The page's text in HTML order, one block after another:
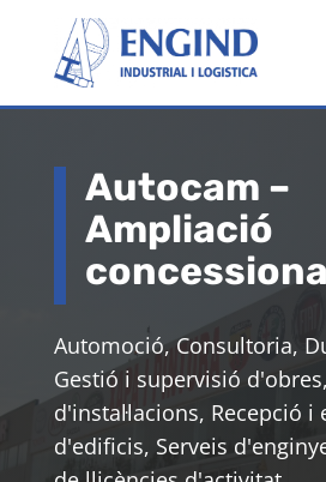
Autocam –
Ampliació
Automoció, Consultoria,
Gestió i supervisió
d'instal·lacions, Recepció i
d'edificis, Serveis